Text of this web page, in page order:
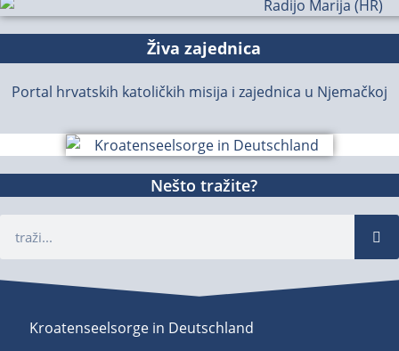
Živa zajednica
Portal hrvatskih katoličkih misija i zajednica u Njemačkoj
Nešto tražite?
Kroatenseelsorge in Deutschland